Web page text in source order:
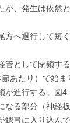
が、発生は依然
方へ退行して短
管として閉鎖す
節あたり）で始
が進行する。図
なる部分（神経
鰓弓に入り込ん